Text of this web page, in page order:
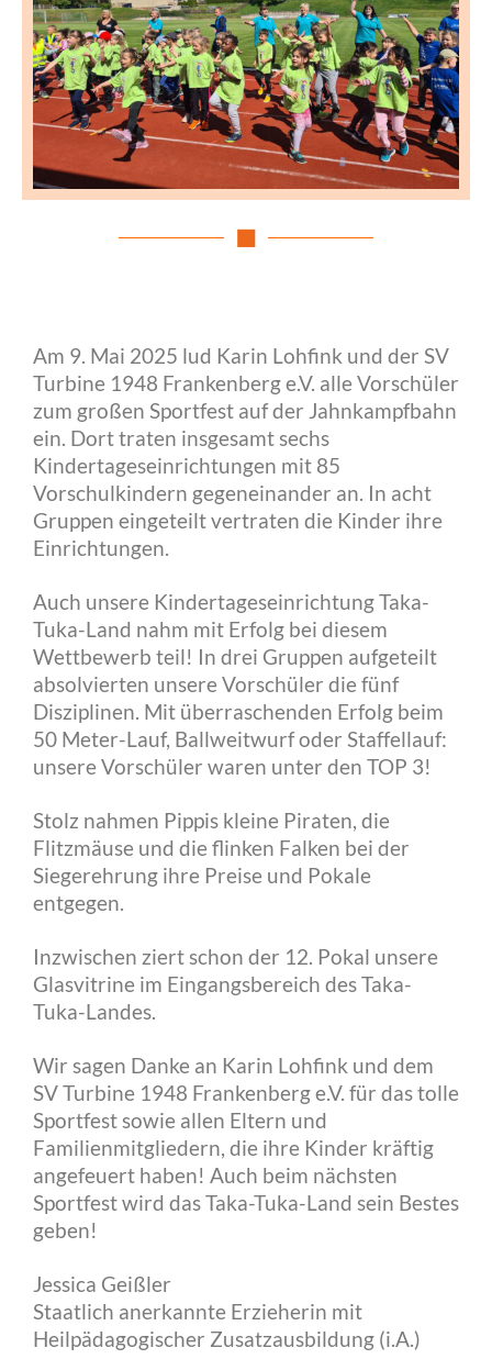
Am 9. Mai 2025 lud Karin Lohfink und der SV
Turbine 1948 Frankenberg e.V. alle Vorschüler
zum großen Sportfest auf der Jahnkampfbahn
ein. Dort traten insgesamt sechs
Kindertageseinrichtungen mit 85
Vorschulkindern gegeneinander an. In acht
Gruppen eingeteilt vertraten die Kinder ihre
Einrichtungen.
Auch unsere Kindertageseinrichtung Taka-
Tuka-Land nahm mit Erfolg bei diesem
Wettbewerb teil! In drei Gruppen aufgeteilt
absolvierten unsere Vorschüler die fünf
Disziplinen. Mit überraschenden Erfolg beim
50 Meter-Lauf, Ballweitwurf oder Staffellauf:
unsere Vorschüler waren unter den TOP 3!
Stolz nahmen Pippis kleine Piraten, die
Flitzmäuse und die flinken Falken bei der
Siegerehrung ihre Preise und Pokale
entgegen.
Inzwischen ziert schon der 12. Pokal unsere
Glasvitrine im Eingangsbereich des Taka-
Tuka-Landes.
Wir sagen Danke an Karin Lohfink und dem
SV Turbine 1948 Frankenberg e.V. für das tolle
Sportfest sowie allen Eltern und
Familienmitgliedern, die ihre Kinder kräftig
angefeuert haben! Auch beim nächsten
Sportfest wird das Taka-Tuka-Land sein Bestes
geben!
Jessica Geißler
Staatlich anerkannte Erzieherin mit
Heilpädagogischer Zusatzausbildung (i.A.)